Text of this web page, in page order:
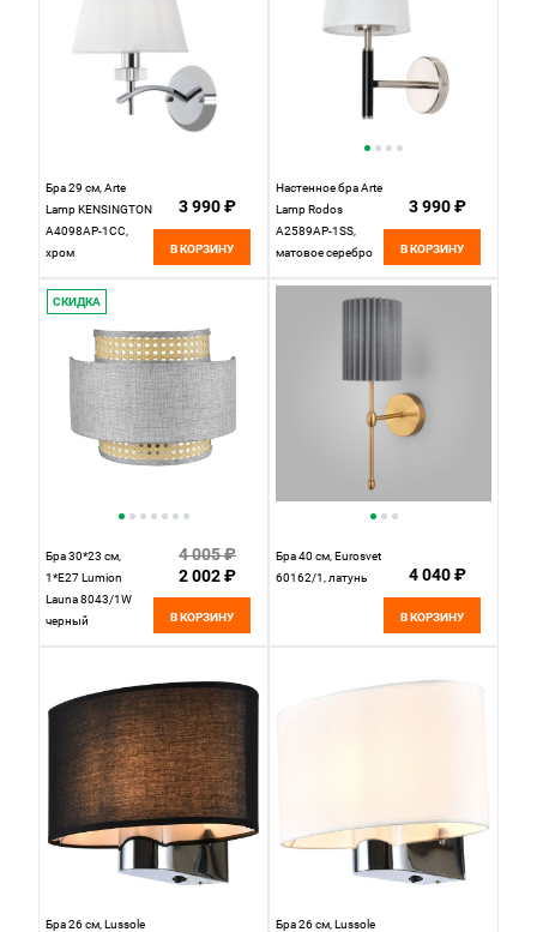
Бра 29 см, Arte
Lamp KENSINGTON
A4098AP-1CC,
хром
3 990 ₽
В КОРЗИНУ
Настенное бра Arte
Lamp Rodos
A2589AP-1SS,
матовое серебро
3 990 ₽
В КОРЗИНУ
СКИДКА
Бра 30*23 см,
1*E27 Lumion
Launa 8043/1W
черный
4 005 ₽
2 002 ₽
В КОРЗИНУ
Бра 40 см, Eurosvet
60162/1, латунь
4 040 ₽
В КОРЗИНУ
Бра 26 см, Lussole
Бра 26 см, Lussole